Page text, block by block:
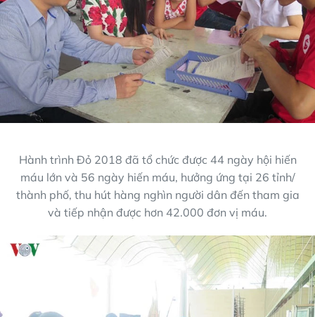
Hành trình Đỏ 2018 đã tổ chức được 44 ngày hội hiến
máu lớn và 56 ngày hiến máu, hưởng ứng tại 26 tỉnh/
thành phố, thu hút hàng nghìn người dân đến tham gia
và tiếp nhận được hơn 42.000 đơn vị máu.